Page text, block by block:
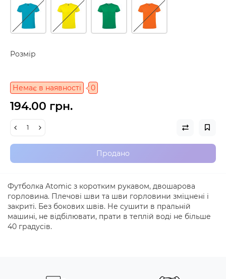
Розмір
Немає в наявності 0
194.00 грн.
Продано
Футболка Atomic з коротким рукавом, двошарова
горловина. Плечові шви та шви горловини зміцнені і
закриті. Без бокових швів. Не сушити в пральній
машині, не відбілювати, прати в теплій воді не більше
40 градусів.